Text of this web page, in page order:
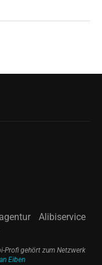
Alibiservice
Profi gehört zum Netzwerk
Eiben